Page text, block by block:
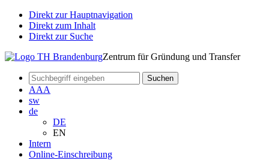
Direkt zur Hauptnavigation
Direkt zum Inhalt
Direkt zur Suche
Suchen
AAA
sw
de
DE
EN
Intern
Online-Einschreibung
Zentrum für Gründung und Transfer